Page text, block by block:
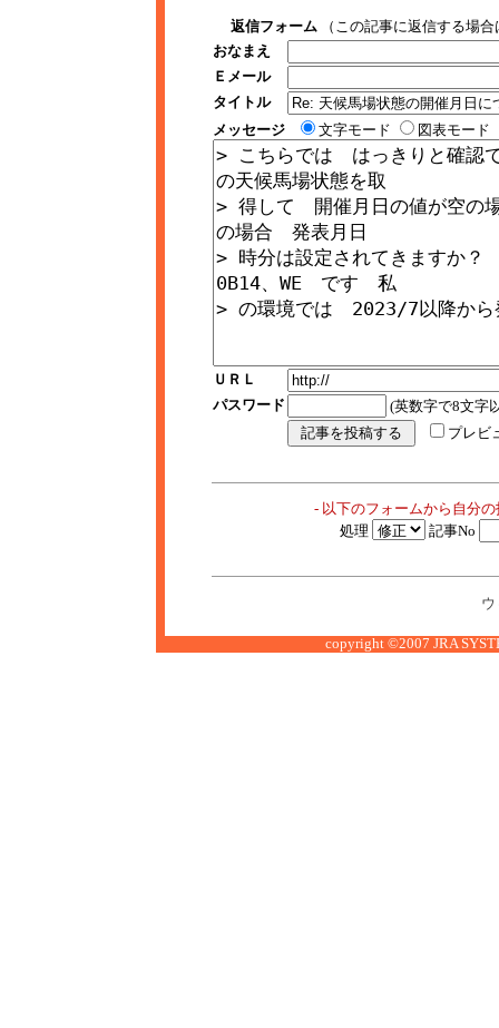
返信フォーム （この記事に返信する場
おなまえ
Ｅメール
タイトル
メッセージ
文字モード 図表モード
ＵＲＬ
パスワード
(英数字で8文字
プレビ
- 以下のフォームから自分
処理
記事No
copyright ©2007 JRA